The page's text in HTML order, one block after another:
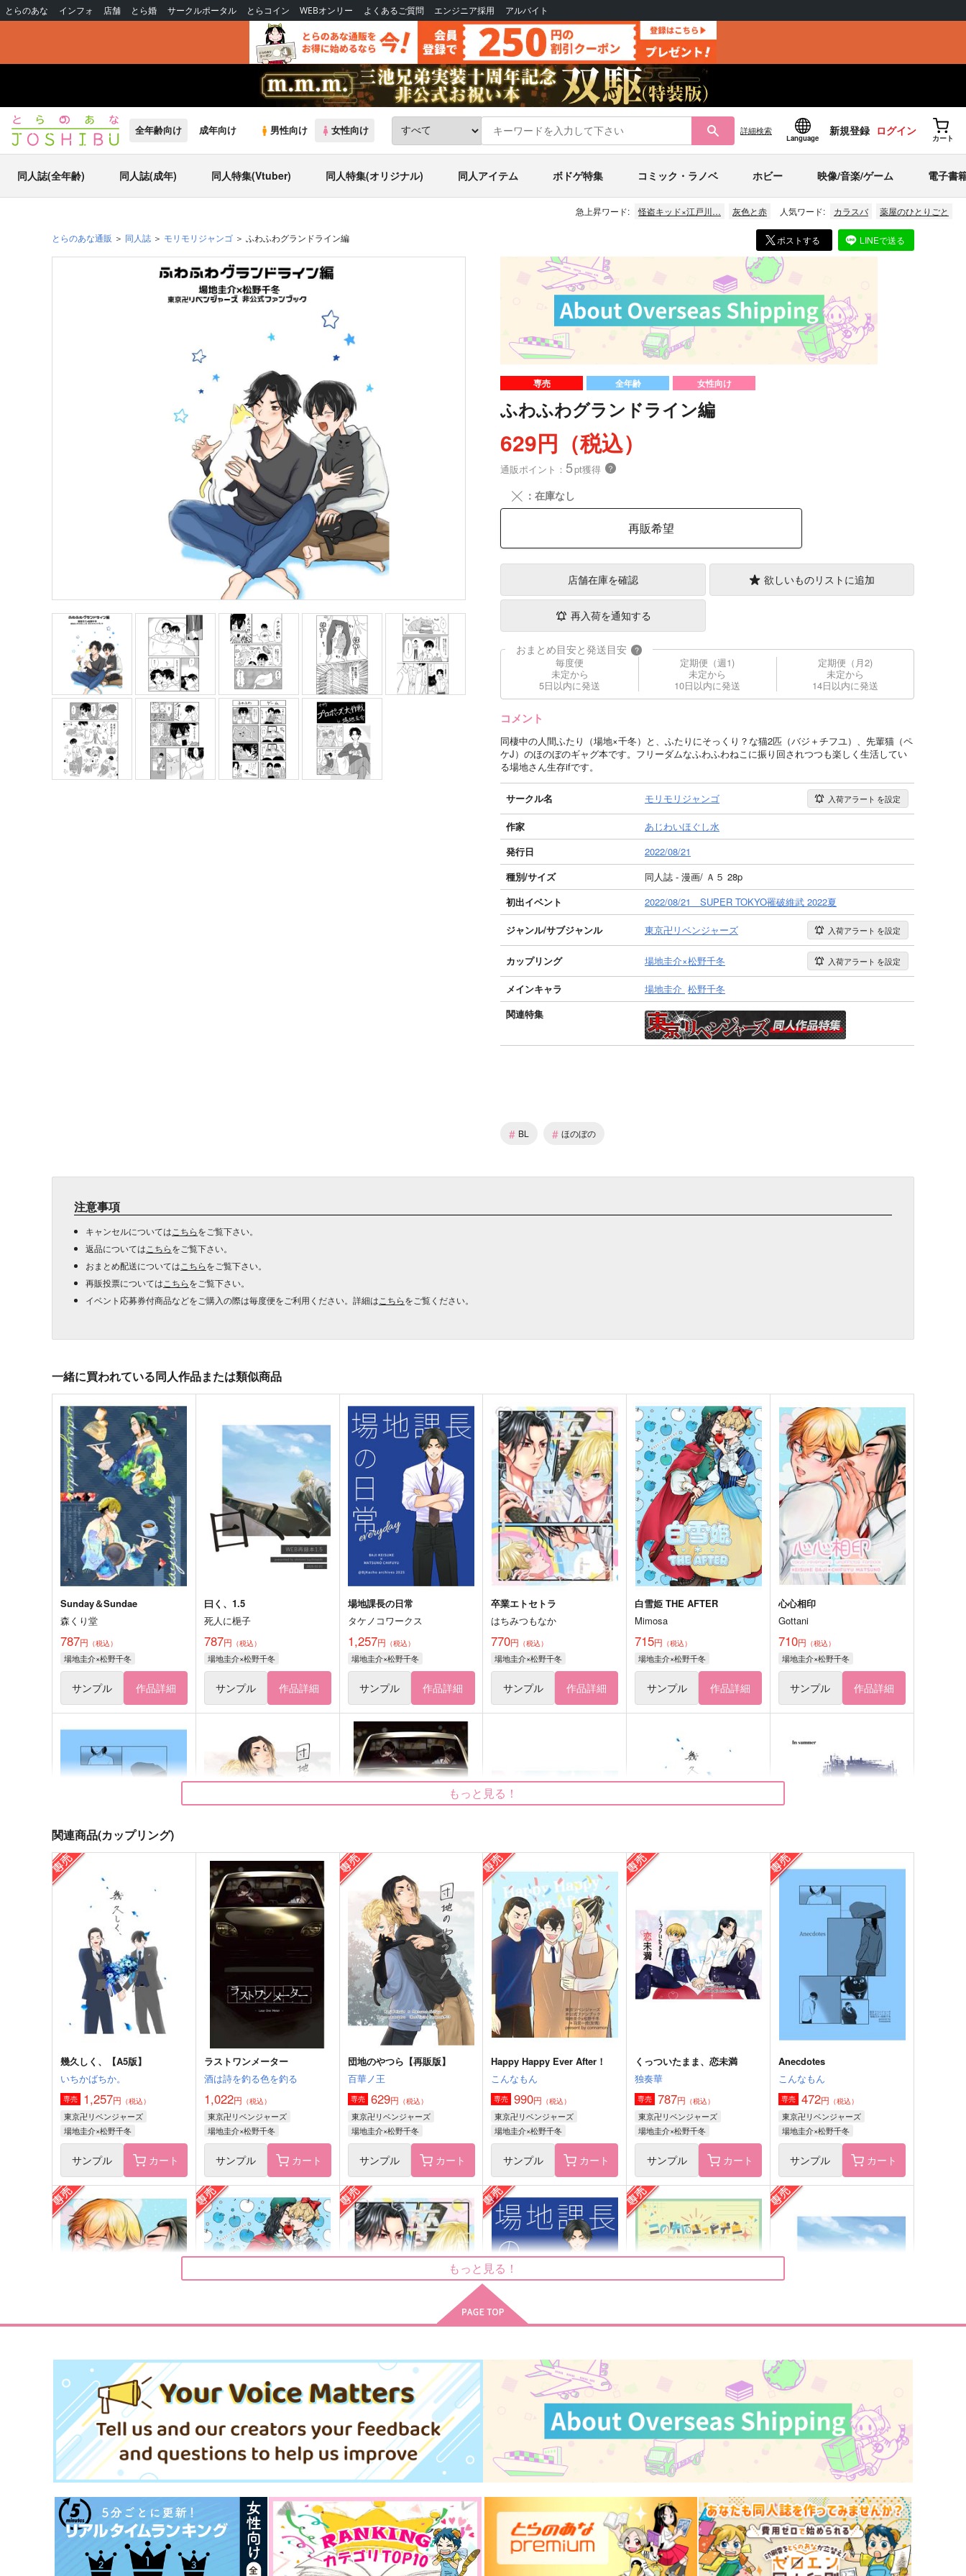
とらのあな インフォ 店舗 とら婚 サークルポータル とらコイン WEBオンリー よくあるご質問 エンジニア採用 アルバイト
全年齢向け 成年向け 男性向け 女性向け 詳細検索
Language
新規登録 ログイン
カート
同人誌(全年齢) 同人誌(成年) 同人特集(Vtuber) 同人特集(オリジナル) 同人アイテム ボドゲ特集 コミック・ラノベ ホビー 映像/音楽/ゲーム 電子書
急上昇ワード: 怪盗キッド×江戸川… 灰色と赤 人気ワード: カラスバ 薬屋のひとりごと
とらのあな通販 同人誌 モリモリジャンゴ ふわふわグランドライン編 ポストする LINEで送る
専売 全年齢 女性向け
ふわふわグランドライン編
629円（税込）
通販ポイント： 5pt獲得 ？
╳ ：在庫なし
再販希望
店舗在庫を確認 欲しいものリストに追加
再入荷を通知する
おまとめ目安と発送目安 ?
毎度便
未定から
5日以内に発送
定期便（週1)
未定から
10日以内に発送
定期便（月2)
未定から
14日以内に発送
コメント
同棲中の人間ふたり（場地×千冬）と、ふたりにそっくり？な猫2匹（バジ＋チフユ）、先輩猫（ペ
ケJ）のほのぼのギャグ本です。フリーダムなふわふわねこに振り回されつつも楽しく生活してい
る場地さん生存ifです。
サークル名 モリモリジャンゴ 入荷アラート を設定
作家
あじわいほぐし水
発行日
2022/08/21
種別/サイズ
同人誌 - 漫画/ Ａ５ 28p
初出イベント
2022/08/21 SUPER TOKYO罹破維武 2022夏
ジャンル/サブジャンル 東京卍リベンジャーズ 入荷アラート を設定
カップリング 場地圭介×松野千冬 入荷アラート を設定
メインキャラ 場地圭介 松野千冬
関連特集
# BL # ほのぼの
注意事項
キャンセルについては こちらをご覧下さい。
返品については こちらをご覧下さい。
おまとめ配送については こちらをご覧下さい。
再販投票については こちらをご覧下さい。
イベント応募券付商品などをご購入の際は毎度便をご利用ください。詳細は こちらをご覧ください。
一緒に買われている同人作品または類似商品
Sunday＆Sundae
森くり堂
787円 （税込）
場地圭介×松野千冬
サンプル 作品詳細
曰く、1.5
死人に梔子
787円 （税込）
場地圭介×松野千冬
サンプル 作品詳細
場地課長の日常
タケノコワークス
1,257円 （税込）
場地圭介×松野千冬
サンプル 作品詳細
卒業エトセトラ
はちみつもなか
770円 （税込）
場地圭介×松野千冬
サンプル 作品詳細
白雪姫 THE AFTER
Mimosa
715円 （税込）
場地圭介×松野千冬
サンプル 作品詳細
心心相印
Gottani
710円 （税込）
場地圭介×松野千冬
サンプル 作品詳細
こんなもん
472円 （税込）
場地圭介×松野千冬
サンプル 作品詳細
団地のやつら【再販版】
百華ノ王
サンプル 作品詳細
ラストワンメーター
酒は詩を釣る色を釣る
1,022円（税込）
場地圭介×松野千冬
サンプル 作品詳細
くっついたまま、恋未満
独奏華
（税込）
場地圭介×松野千冬
サンプル 作品詳細
幾久しく、【A5版】
いちかばちか。
1,257円（税込）
場地圭介×松野千冬
niwaba
場地圭介×松野千冬
サンプル 作品詳細
Two juvenile birds
サンプル 作品詳細
I will never forget you
世界の果てまで
472円（税込）
サンプル 作品詳細
初恋
世界の果てまで
315円（税込）
サンプル 作品詳細
わかれてもすきなひと
Ripple
865円（税込）
場地圭介×松野千冬
サンプル 作品詳細
ねこねこばじふゆ
ぽっぽや
770円（税込）
サンプル 作品詳細
embrace
smallbox
1,257
サンプル 作品詳細
あおくひかる
夜明けのトゥルーエンド
もっと見る！
関連商品(カップリング)
幾久しく、【A5版】
いちかばちか。
専売 1,257円 （税込）
東京卍リベンジャーズ
場地圭介×松野千冬
サンプル カート
ラストワンメーター
酒は詩を釣る色を釣る
1,022円 （税込）
東京卍リベンジャーズ
場地圭介×松野千冬
サンプル カート
団地のやつら【再販版】
百華ノ王
専売 629円 （税込）
東京卍リベンジャーズ
場地圭介×松野千冬
サンプル カート
Happy Happy Ever After！
こんなもん
専売 990円 （税込）
東京卍リベンジャーズ
場地圭介×松野千冬
サンプル カート
くっついたまま、恋未満
独奏華
専売 787円 （税込）
東京卍リベンジャーズ
場地圭介×松野千冬
サンプル カート
Anecdotes
こんなもん
専売 472円 （税込）
東京卍リベンジャーズ
場地圭介×松野千冬
サンプル カート
心心相印
Gottani
専売 710 円（税込）
東京卍リベンジャーズ
場地圭介×松野千冬
白雪姫 THE AFTER
専売 715円（税込）
東京卍リベンジャーズ
場地圭介×松野千冬
卒業エトセトラ
はちみつもなか
専売 770円（税込）
東京卍リベンジャーズ
場地圭介×松野千冬
場地課長の日常
タケノコワークス
円（税込）
東京卍リベンジャーズ
場地圭介×松野千冬
かぷりむーん
専売 550円（税込）
東京卍リベンジャーズ
場地圭介×松野千冬
曰く、1.5
死人に梔子
専売 787円 （税込）
東京卍リベンジャーズ
場地圭介×松野千冬
もっと見る！